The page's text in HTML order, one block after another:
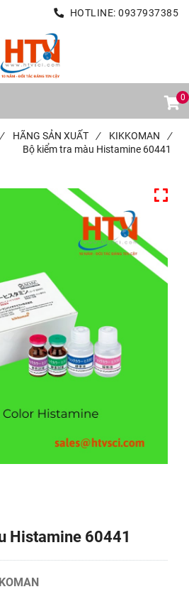
HOTLINE: 0937937385
0
/ HÃNG SẢN XUẤT / KIKKOMAN
/
Bộ kiểm tra màu Histamine 60441
Histamine 60441